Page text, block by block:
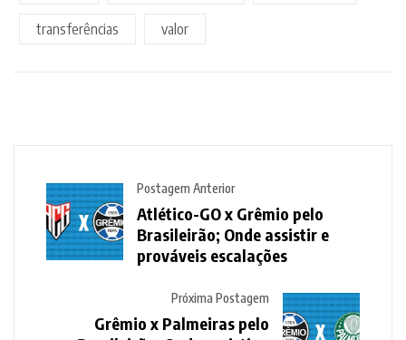
transferências valor
Postagem Anterior
Atlético-GO x Grêmio pelo
Brasileirão; Onde assistir e
prováveis escalações
Próxima Postagem
Grêmio x Palmeiras pelo